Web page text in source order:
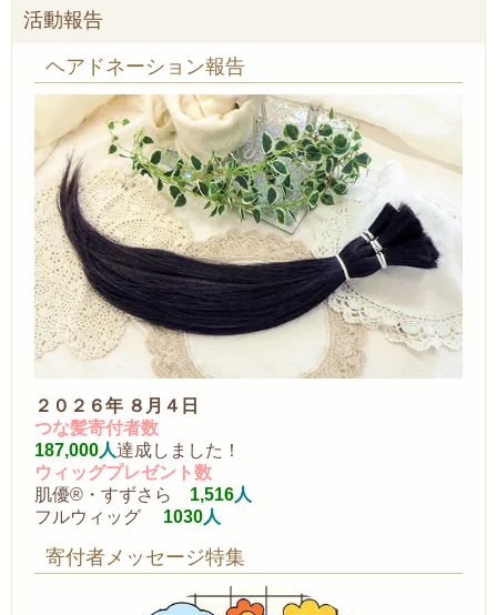
活動報告
ヘアドネーション報告
２０２６年 ８月４日
つな髪寄付者数
187,000人達成しました！
ウィッグプレゼント数
肌優®・すずさら 1,516人
フルウィッグ 1030人
寄付者メッセージ特集